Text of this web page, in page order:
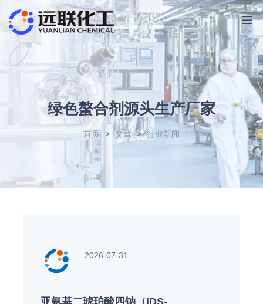
绿色螯合剂源头生产厂家
首页 > 文章 > 行业新闻
2026-07-31
亚氨基二琥珀酸四钠（IDS-